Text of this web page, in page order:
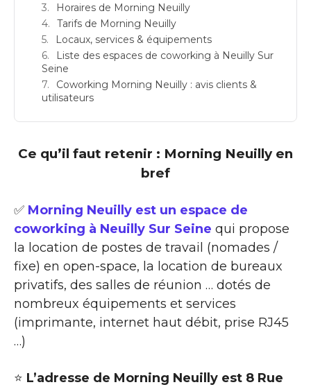
Horaires de Morning Neuilly
Tarifs de Morning Neuilly
Locaux, services & équipements
Liste des espaces de coworking à Neuilly Sur
Seine
Coworking Morning Neuilly : avis clients &
utilisateurs
Ce qu’il faut retenir : Morning Neuilly en
bref
✅ Morning Neuilly est un espace de
coworking à Neuilly Sur Seine qui propose
la location de postes de travail (nomades /
fixe) en open-space, la location de bureaux
privatifs, des salles de réunion … dotés de
nombreux équipements et services
(imprimante, internet haut débit, prise RJ45
…)
⭐ L’adresse de Morning Neuilly est 8 Rue